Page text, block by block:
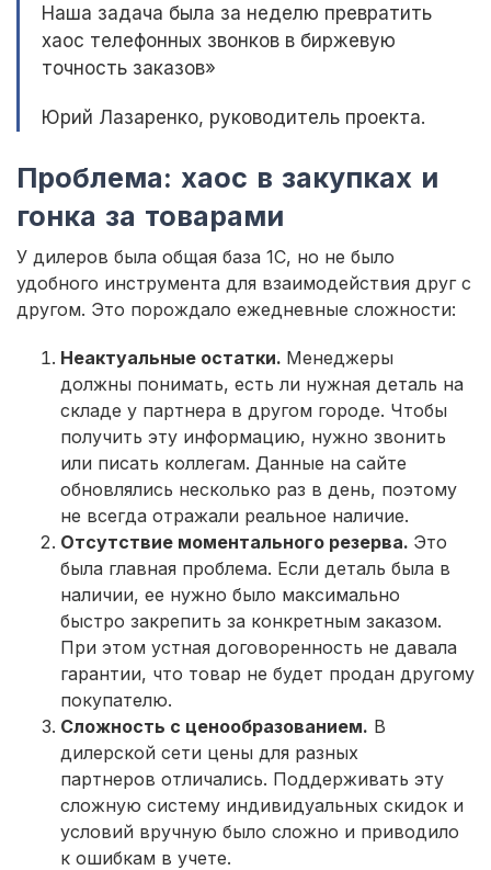
Наша задача была за неделю превратить
хаос телефонных звонков в биржевую
точность заказов»
Юрий Лазаренко, руководитель проекта.
Проблема: хаос в закупках и
гонка за товарами
У дилеров была общая база 1С, но не было
удобного инструмента для взаимодействия друг с
другом. Это порождало ежедневные сложности:
Неактуальные остатки. Менеджеры
должны понимать, есть ли нужная деталь на
складе у партнера в другом городе. Чтобы
получить эту информацию, нужно звонить
или писать коллегам. Данные на сайте
обновлялись несколько раз в день, поэтому
не всегда отражали реальное наличие.
Отсутствие моментального резерва. Это
была главная проблема. Если деталь была в
наличии, ее нужно было максимально
быстро закрепить за конкретным заказом.
При этом устная договоренность не давала
гарантии, что товар не будет продан другому
покупателю.
Сложность с ценообразованием. В
дилерской сети цены для разных
партнеров отличались. Поддерживать эту
сложную систему индивидуальных скидок и
условий вручную было сложно и приводило
к ошибкам в учете.